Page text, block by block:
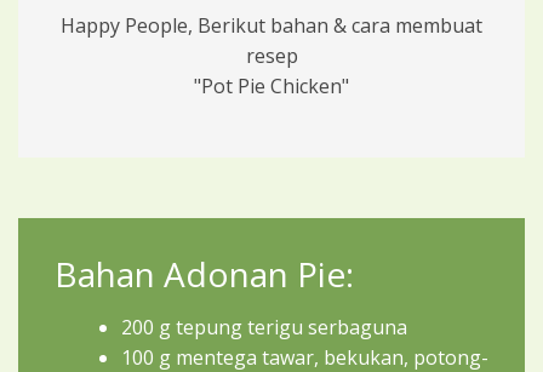
Happy People, Berikut bahan & cara membuat
resep
"Pot Pie Chicken"
Bahan Adonan Pie:
200 g tepung terigu serbaguna
100 g mentega tawar, bekukan, potong-